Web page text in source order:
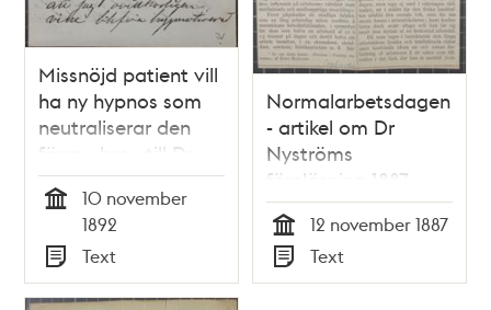
Missnöjd patient vill
ha ny hypnos som
neutraliserar den
förra - brev till Dr
Nyström 1892
10 november
1892
Typ
Text
Normalarbetsdagen
- artikel om Dr
Nyströms
föreläsning 1887
Tid
12 november 1887
Typ
Text